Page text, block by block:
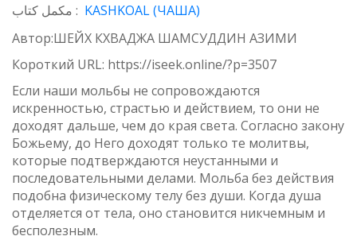
مکمل کتاب : KASHKOAL (ЧАША)
Автор:ШЕЙХ КХВАДЖА ШАМСУДДИН АЗИМИ
Короткий URL: https://iseek.online/?p=3507
Если наши мольбы не сопровождаются
искренностью, страстью и действием, то они не
доходят дальше, чем до края света. Согласно закону
Божьему, до Него доходят только те молитвы,
которые подтверждаются неустанными и
последовательными делами. Мольба без действия
подобна физическому телу без души. Когда душа
отделяется от тела, оно становится никчемным и
бесполезным.